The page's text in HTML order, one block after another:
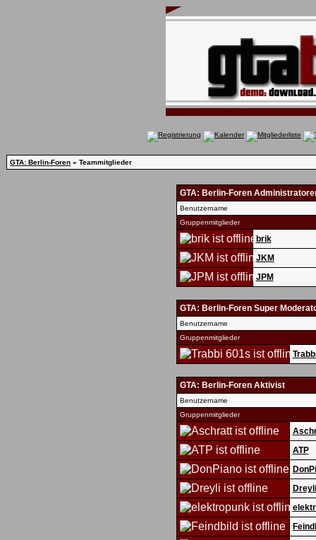
GTA: Berlin-Foren » Teammitglieder
GTA: Berlin-Foren
Benutzername
Gruppenmitglieder
brik
JKM
JPM
GTA: Berlin-Foren Super
Benutzername
Gruppenmitglieder
GTA: Berlin-Foren Aktivist
Benutzername
Gruppenmitglieder
ATP
Dreyli